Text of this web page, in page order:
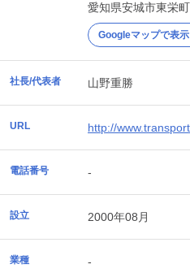
愛知県安城市東栄
Googleマップで表示
社長/代表者 山野重勝
URL http://
電話番号 -
設立 2000年08月
業種 -